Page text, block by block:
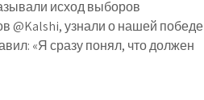
исход выборов
@Kalshi, узнали о нашей победе
«Я сразу понял, что должен